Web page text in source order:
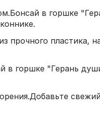
в горшке
прочного пластика,
в горшке "Герань